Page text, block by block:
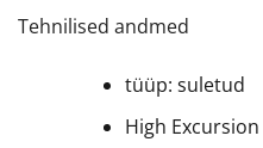
Tehnilised andmed
tüüp: suletud
High